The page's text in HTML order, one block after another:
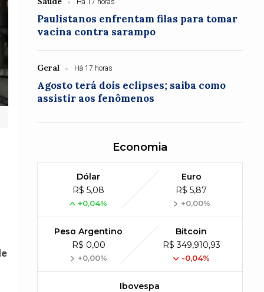
Há 17 horas
Paulistanos enfrentam filas para tomar
vacina contra sarampo
Geral Há 17 horas
Agosto terá dois eclipses; saiba como
assistir aos fenômenos
Economia
Dólar
R$ 5,08
+0,04%
Euro
R$ 5,87
+0,00%
Peso Argentino
R$ 0,00
+0,00%
Bitcoin
R$ 349,910,93
-0,04%
Ibovespa